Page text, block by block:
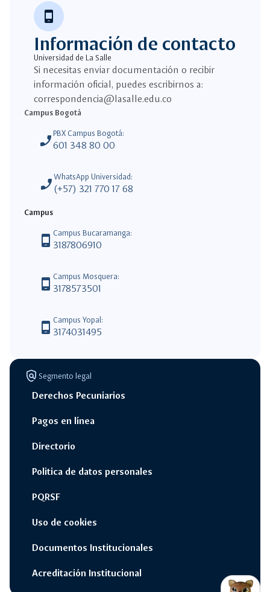
close
phone_android
Información de contacto
Universidad de La Salle
Si necesitas enviar documentación o recibir
información oficial, puedes escribirnos a:
correspondencia@lasalle.edu.co
Campus Bogotá
phone_enabled PBX Campus Bogotá:
601 348 80 00
phone_enabled WhatsApp Universidad:
(+57) 321 770 17 68
Campus
phone_android Campus Bucaramanga:
3187806910
phone_android Campus Mosquera:
3178573501
phone_android Campus Yopal:
3174031495
policy Segmento legal
Derechos Pecuniarios
Pagos en línea
Directorio
Politica de datos personales
PQRSF
Uso de cookies
Documentos Institucionales
Acreditación Institucional